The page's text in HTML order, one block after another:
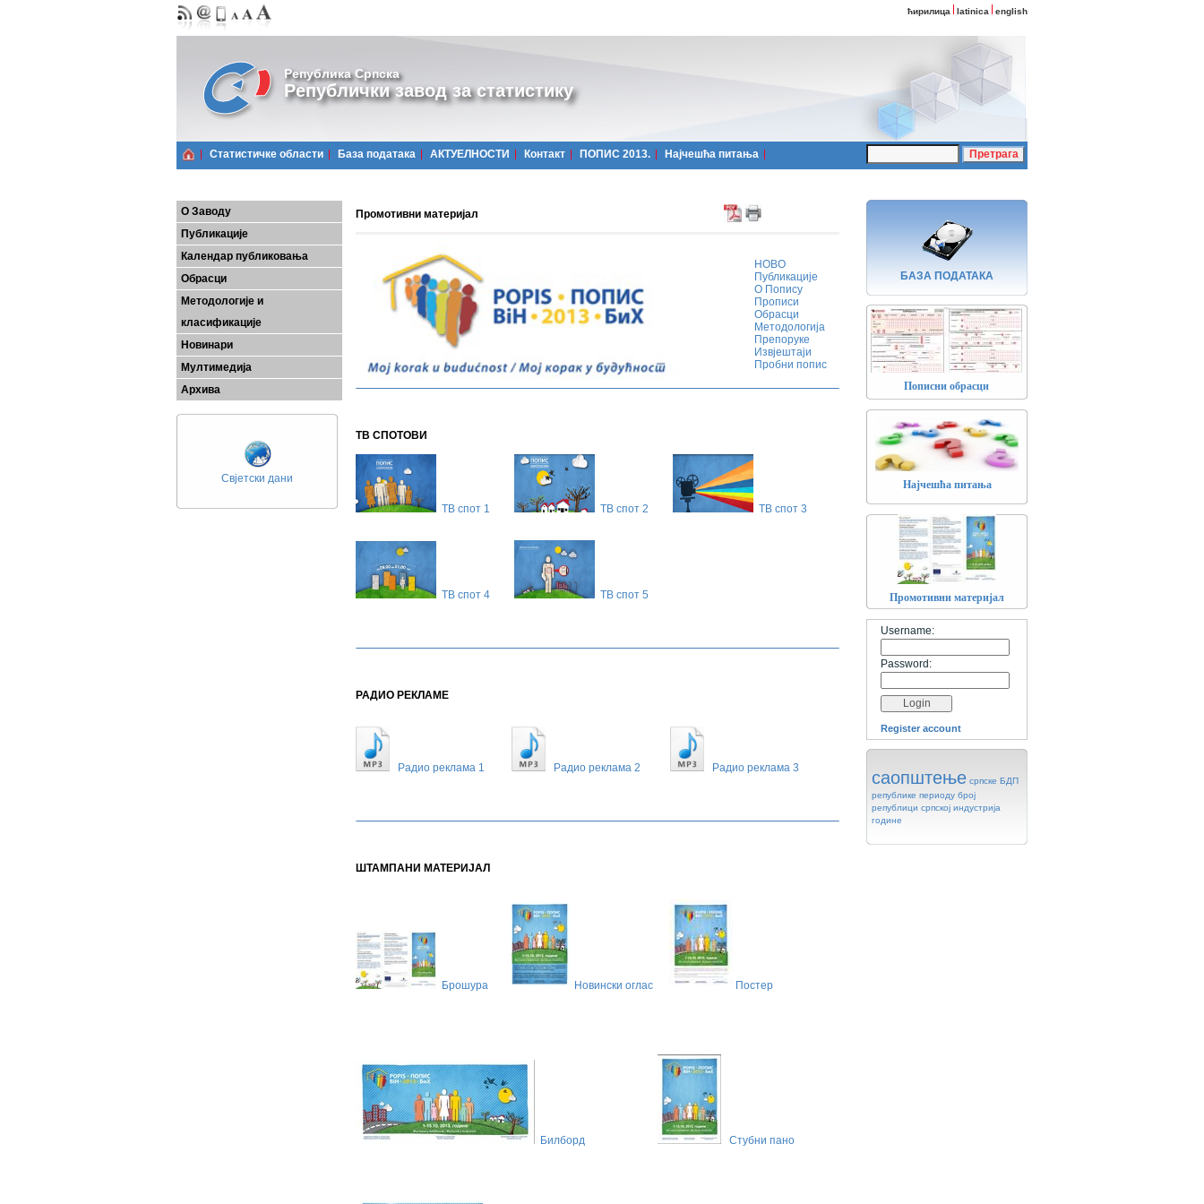
ћирилица latinica english
Република Српска
Републички завод за статистику
Статистичке области Базa података АКТУЕЛНОСТИ Контакт ПОПИС 2013. Најчешћa питања
О Заводу
Публикације
Календар публиковања
Обрасци
Методологије и
класификације
Новинари
Мултимедија
Архива
Свјетски дани
Промотивни материјал
НОВО
Публикације
О Попису
Прописи
Обрасци
Методологија
Препоруке
Извјештаји
Пробни попис
ТВ СПОТОВИ
ТВ спот 1 ТВ спот 2 ТВ спот 3
ТВ спот 4 ТВ спот 5
РАДИО РЕКЛАМЕ
Радио реклама 1 Радио реклама 2 Радио реклама 3
ШТАМПАНИ МАТЕРИЈАЛ
Брошура Новински оглас Постер
Билборд Стубни пано
БАЗA ПОДАТАКА
Пописни обрасци
Најчешћa питања
Промотивни материјал
Username:
Password:
Register account
саопштење српске БДП
републике периоду број
републици српској индустрија
године